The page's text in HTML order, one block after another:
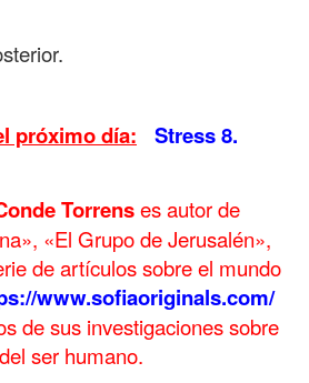
próximo día: Stress 8.
Torrenses autor de
«El Grupo de Jerusalén»,
de artículos sobre el mundo
www.sofiaoriginals.com/
de sus investigaciones sobre
ser humano.